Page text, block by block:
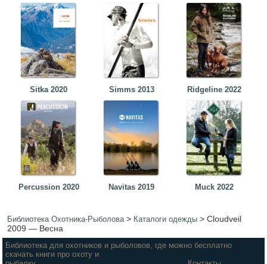
Sitka 2020 Simms 2013 Ridgeline 2022
Percussion 2020 Navitas 2019 Muck 2022
Библиотека Охотника-Рыболова> Каталоги одежды >Cloudveil
2009 — Весна
Библиотека для охотников и рыболовов, где можно бесплатно
скачать книги про охоту и